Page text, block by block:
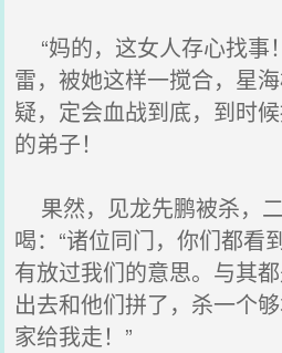
“妈的，这女人存心找事
雷，被她这样一搅合，星
疑，定会血战到底，到时
的弟子！
果然，见龙先鹏被杀，
喝：“诸位同门，你们都看
有放过我们的意思。与其
出去和他们拼了，杀一个
家给我走！”